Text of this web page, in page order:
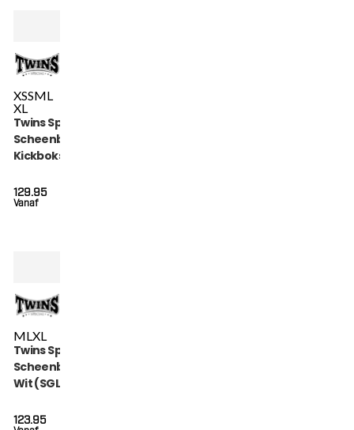
XSSML
XL
Twins Special
Scheenbeschermers
Kickboksen (SGL 7
Vanaf
129.95
MLXL
Twins Special
Scheenbeschermers
Wit (SGL 7 WHITE)
123.95